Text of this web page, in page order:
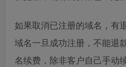
如果取消已注册的域名，有
域名一旦成功注册，不能退
名续费，除非客户自己手动